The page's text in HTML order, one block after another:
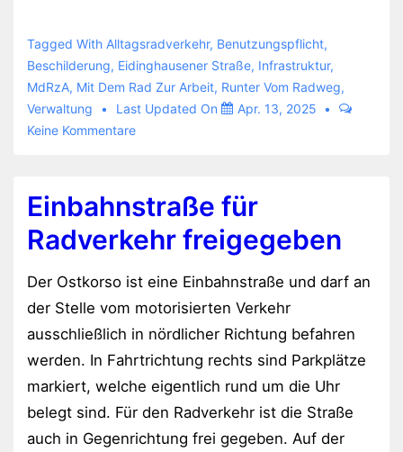
ein
Hinweisschild
verkehrt
herum
Radweg
Tagged With Alltagsradverkehr, Benutzungspflicht,
Beschilderung, Eidinghausener Straße, Infrastruktur,
MdRzA, Mit Dem Rad Zur Arbeit, Runter Vom Radweg,
Verwaltung
Last Updated On
Apr. 13, 2025
Keine Kommentare
Einbahnstraße für
Radverkehr freigegeben
Der Ostkorso ist eine Einbahnstraße und darf an
der Stelle vom motorisierten Verkehr
ausschließlich in nördlicher Richtung befahren
werden. In Fahrtrichtung rechts sind Parkplätze
markiert, welche eigentlich rund um die Uhr
belegt sind. Für den Radverkehr ist die Straße
auch in Gegenrichtung frei gegeben. Auf der